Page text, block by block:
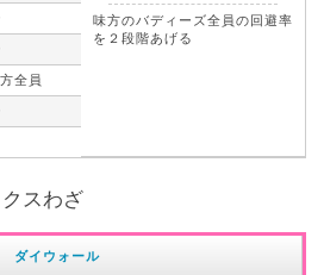
味方のバディーズ全員の回避率
を２段階あげる
全員
スわざ
ダイウォール